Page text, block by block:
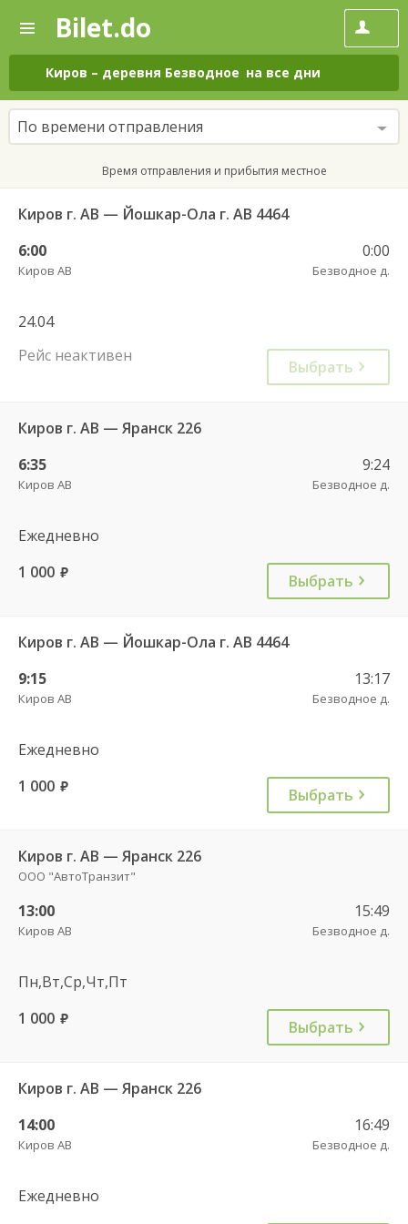
—
Поиск
и
покупка
билетов
на
автобус
онлайн
Bilet.do
Киров – деревня Безводное на все дни
По времени отправления
Время отправления и прибытия местное
Киров г. АВ — Йошкар-Ола г. АВ 4464
6:00
Киров АВ
0:00
Безводное д.
24.04
Рейс неактивен
Выбрать
Киров г. АВ — Яранск 226
6:35
Киров АВ
9:24
Безводное д.
Ежедневно
1 000 руб. Выбрать
Киров г. АВ — Йошкар-Ола г. АВ 4464
9:15
Киров АВ
13:17
Безводное д.
Ежедневно
1 000 руб. Выбрать
Киров г. АВ — Яранск 226
ООО "АвтоТранзит"
13:00
Киров АВ
15:49
Безводное д.
Пн,Вт,Ср,Чт,Пт
1 000 руб. Выбрать
Киров г. АВ — Яранск 226
14:00
Киров АВ
16:49
Безводное д.
Ежедневно